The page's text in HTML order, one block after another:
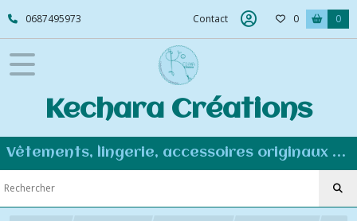
0687495973 Contact 0 0
Kechara Créations
Vêtements, lingerie, accessoires originaux et personnalisés - Couture éco-responsable